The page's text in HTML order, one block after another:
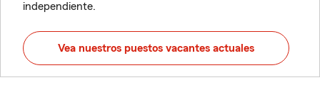
independiente.
Vea nuestros puestos vacantes actuales